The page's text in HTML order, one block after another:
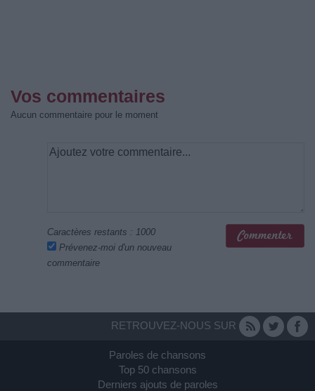
Vos commentaires
Aucun commentaire pour le moment
Caractères restants : 1000
Prévenez-moi d'un nouveau
commentaire
RETROUVEZ-NOUS SUR
Paroles de chansons
Top 50 chansons
Derniers ajouts de paroles